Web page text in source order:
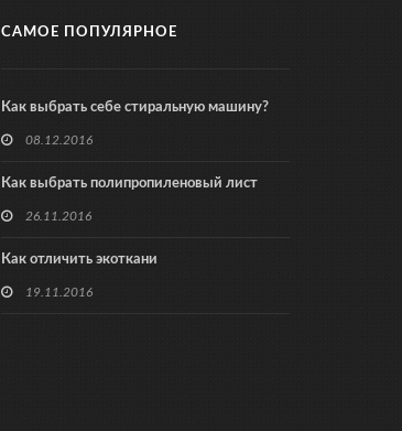
САМОЕ ПОПУЛЯРНОЕ
Как выбрать себе стиральную машину?
08.12.2016
Как выбрать полипропиленовый лист
26.11.2016
Как отличить экоткани
19.11.2016